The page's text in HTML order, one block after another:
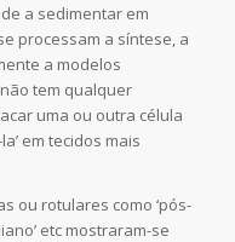
a sedimentar em
processam a síntese, a
a modelos
tem qualquer
uma ou outra célula
em tecidos mais
ou rotulares como ‘pós-
etc mostraram-se